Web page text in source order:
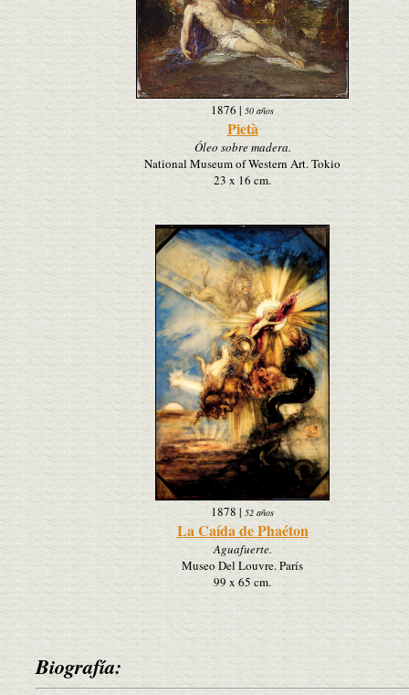
1876| 50 años
Pietà
Óleo sobre madera.
National Museum of Western Art. Tokio
23 x 16 cm.
1878 | 52 años
La Caída de Phaéton
Aguafuerte.
Museo Del Louvre. París
99 x 65 cm.
Biografía: